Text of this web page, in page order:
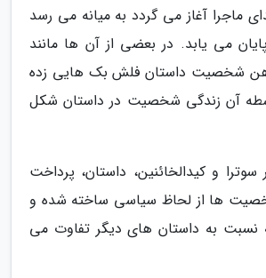
ماجرا آغاز می گردد به میانه می رسد
می یابد. در بعضی از آن ها مانند
شخصیت داستان فلش بک هایی زده
آن زندگی شخصیت در داستان شکل
و کیدالخائنین، داستان، پرداخت
ها از لحاظ سیاسی ساخته شده و
نسبت به داستان های دیگر تفاوت می